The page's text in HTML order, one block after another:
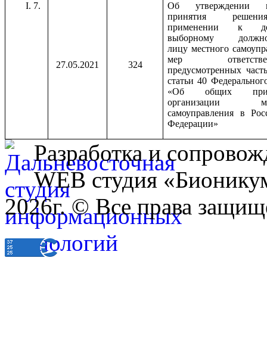
7.
27.05.2021 324
Об утверждении
принятия
применении к
выборному
лицу местного
мер
предусмотренных
статьи 40
«Об общих
организации
самоуправления в
Федерации»
Разработка и
WEB студия
2026г. © Все права